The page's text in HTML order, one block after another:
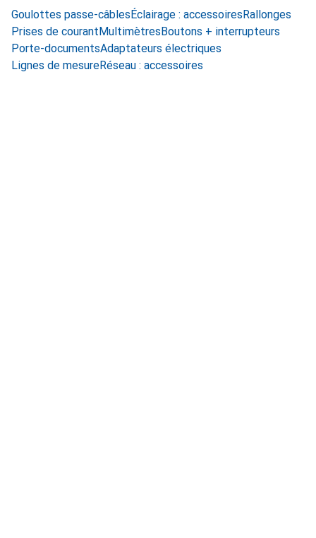
Goulottes passe-câblesÉclairage : accessoiresRallonges
Prises de courantMultimètresBoutons + interrupteurs
Porte-documentsAdaptateurs électriques
Lignes de mesureRéseau : accessoires